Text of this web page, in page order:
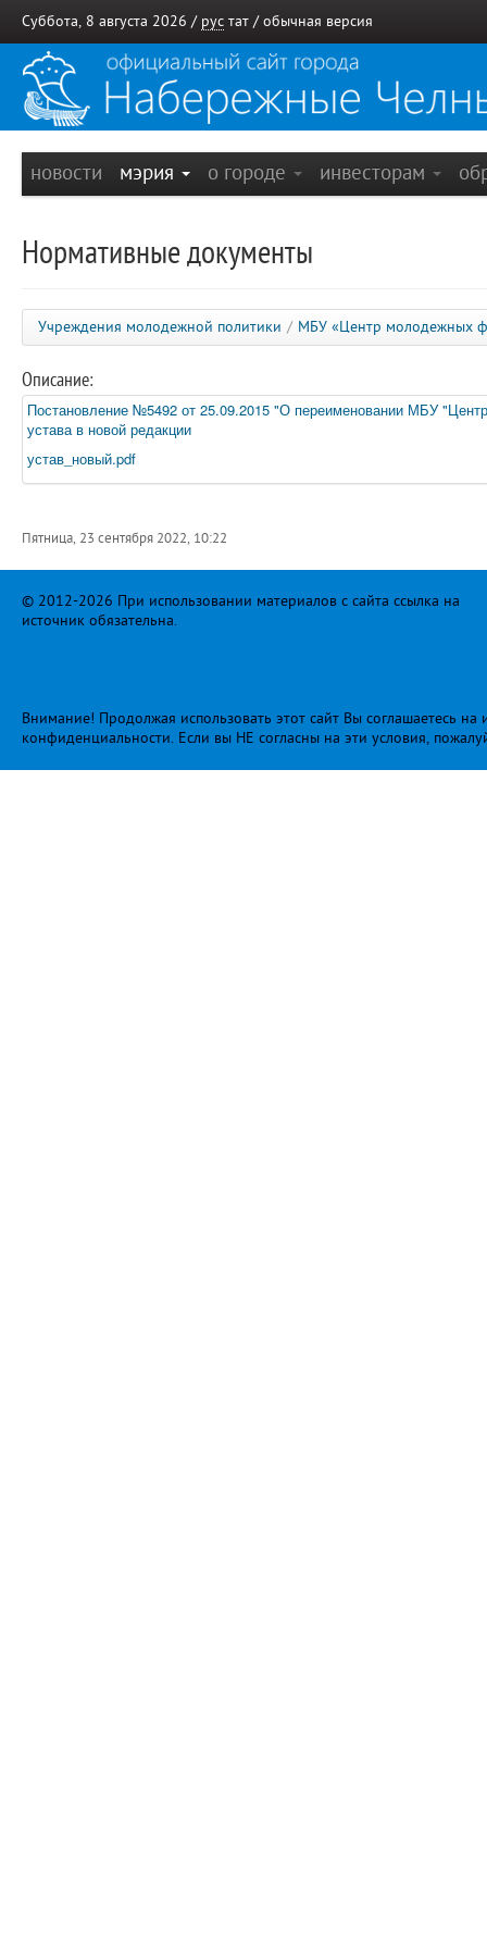
Суббота, 8 августа 2026 / рус тат / обычная версия
новости мэрия о городе инвесторам
Нормативные документы
Учреждения молодежной политики / МБУ «Центр молодежных
Описание:
Постановление №5492 от 25.09.2015 "О переименовании МБУ
устава в новой редакции
устав_новый.pdf
Пятница, 23 сентября 2022, 10:22
© 2012-2026 При использовании материалов с сайта ссылка на
источник обязательна.
Внимание! Продолжая использовать этот сайт Вы соглашаетесь
конфиденциальности. Если вы НЕ согласны на эти условия,